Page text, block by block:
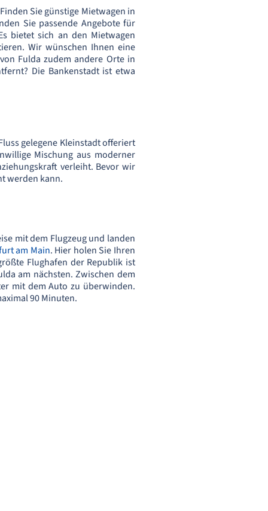
Sie günstige Mietwagen in
Sie passende Angebote für
bietet sich an den Mietwagen
Wir wünschen Ihnen eine
Fulda zudem andere Orte in
Die Bankenstadt ist etwa
gelegene Kleinstadt offeriert
Mischung aus moderner
verleiht. Bevor wir
werden kann.
mit dem Flugzeug und landen
am Main. Hier holen Sie Ihren
Flughafen der Republik ist
am nächsten. Zwischen dem
mit dem Auto zu überwinden.
90 Minuten.